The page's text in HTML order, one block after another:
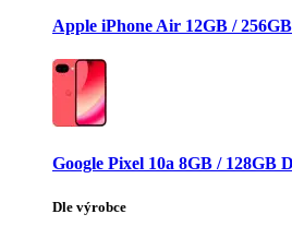
Apple iPhone Air 12GB /
Google Pixel 10a 8GB / 128GB
Dle výrobce